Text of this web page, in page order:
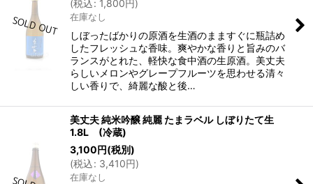
(税込: 1,800円)
在庫なし
しぼったばかりの原酒を生酒のまますぐに瓶詰め
したフレッシュな香味。爽やかな香りと旨みのバ
ランスがとれた、軽快な食中酒の生原酒。美丈夫
らしいメロンやグレープフルーツを思わせる清々
しい香りで、綺麗な酸と後…
美丈夫 純米吟醸 純麗 たまラベル しぼりたて生
1.8L (冷蔵)
3,100円(税別)
(税込: 3,410円)
在庫なし